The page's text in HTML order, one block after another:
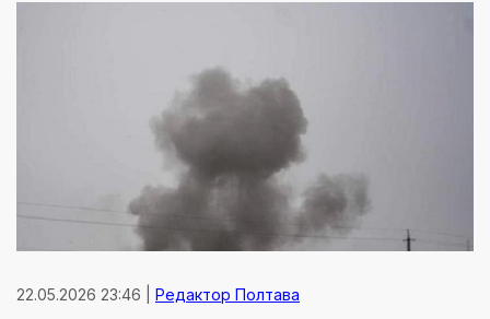
22.05.2026 23:46 | Редактор Полтава